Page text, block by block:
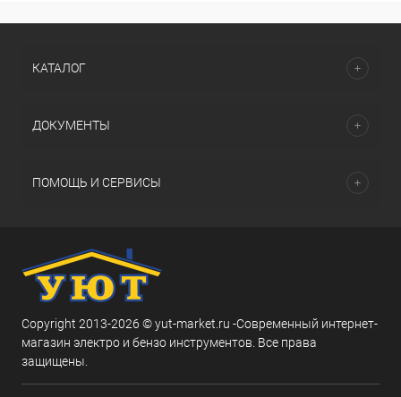
КАТАЛОГ
ДОКУМЕНТЫ
ПОМОЩЬ И СЕРВИСЫ
Copyright 2013-2026 © yut-market.ru -Современный интернет-
магазин электро и бензо инструментов. Все права
защищены.